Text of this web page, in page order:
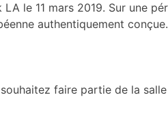
le 11 mars 2019. Sur une
authentiquement conçue.
faire partie de la